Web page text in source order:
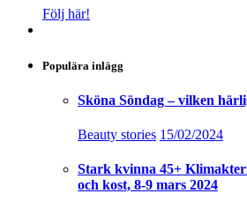
Följ här!
Populära inlägg
Sköna Söndag – vilken
Beauty stories 15/02/2024
Stark kvinna 45+
och kost, 8-9 mars 2024